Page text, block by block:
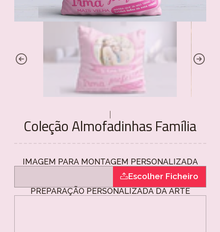
Coleção Almofadinhas Família
IMAGEM PARA MONTAGEM PERSONALIZADA
Escolher Ficheiro
PREPARAÇÃO PERSONALIZADA DA ARTE